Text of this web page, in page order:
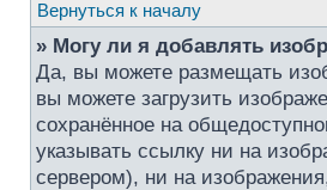
Вернуться к началу
» Могу ли я добавлять
Да, вы можете размещать
вы можете загрузить
сохранённое на
указывать ссылку ни на
сервером), ни на